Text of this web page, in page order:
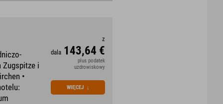
Zugspitze i
•
z
dala 143,64 €
plus podatek
uzdrowiskowy
WIĘCEJ ↓